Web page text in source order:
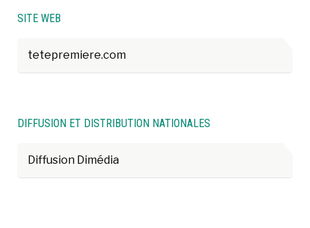
SITE WEB
tetepremiere.com
DIFFUSION ET DISTRIBUTION NATIONALES
Diffusion Dimédia